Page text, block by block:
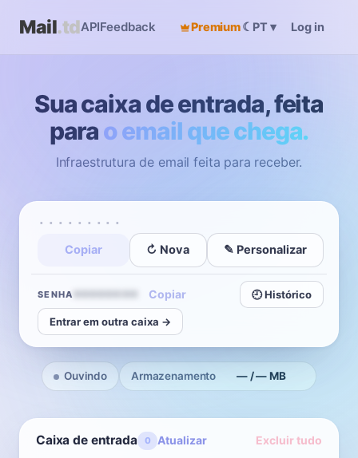
Mail.tdAPIFeedback Premium☾ PT ▾ Log in
Sua caixa de entrada, feita
parao email que chega.
Infraestrutura de email feita para receber.
·········
Copiar ↻ Nova ✎ Personalizar
SENHA Copiar 🕘 Histórico
Entrar em outra caixa →
Ouvindo Armazenamento — / — MB
Caixa de entrada 0 Atualizar Excluir tudo